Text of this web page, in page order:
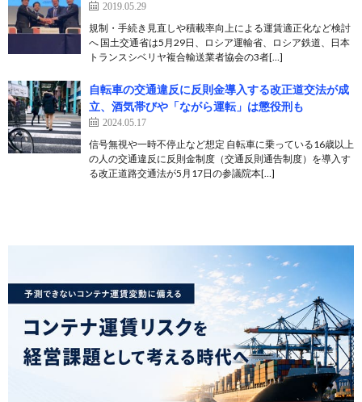
2019.05.29
規制・手続き見直しや積載率向上による運賃適正化など検討
へ 国土交通省は5月29日、ロシア運輸省、ロシア鉄道、日本
トランスシベリヤ複合輸送業者協会の3者[…]
自転車の交通違反に反則金導入する改正道交法が成
立、酒気帯びや「ながら運転」は懲役刑も
2024.05.17
信号無視や一時不停止など想定 自転車に乗っている16歳以上
の人の交通違反に反則金制度（交通反則通告制度）を導入す
る改正道路交通法が5月17日の参議院本[…]